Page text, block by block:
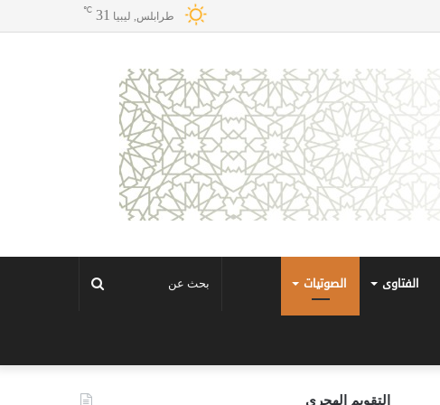
طرابلس, ليبيا 31
℃
الفتاوى الصوتيات
التقويم الهجري